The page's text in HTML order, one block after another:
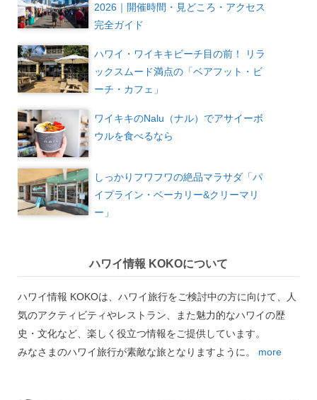
2026｜開催時間・見どころ・アクセス
完全ガイド
ハワイ・ワイキキビーチ目の前！ リラ
ックスムード満点の「ベアフット・ビ
ーチ・カフェ」
ワイキキのNalu（ナル）でアサイーボ
ウルを食べるなら
しっかりフワフワの絶品マラサダ「パ
イプライン・ベーカリー&クリーマリ
ー」
ハワイ情報 KOKOについて
ハワイ情報 KOKOは、ハワイ旅行をご検討中の方に向けて、人
気のアクティビティやレストラン、また魅力的なハワイの歴
史・文化など、楽しく役立つ情報をご提供しています。
みなさまのハワイ旅行が素敵な旅となりますように。 more